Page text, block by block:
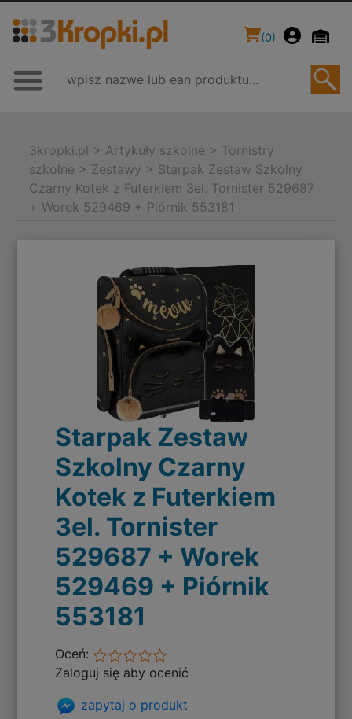
(0)
3kropki.pl > Artykuły szkolne > Tornistry
szkolne > Zestawy > Starpak Zestaw Szkolny
Czarny Kotek z Futerkiem 3el. Tornister 529687
+ Worek 529469 + Piórnik 553181
Starpak Zestaw
Szkolny Czarny
Kotek z Futerkiem
3el. Tornister
529687 + Worek
529469 + Piórnik
553181
Oceń:
Zaloguj się aby ocenić
zapytaj o produkt